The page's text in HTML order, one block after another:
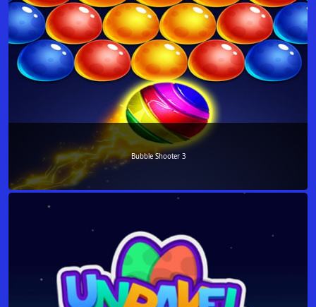
Bubble Shooter 3